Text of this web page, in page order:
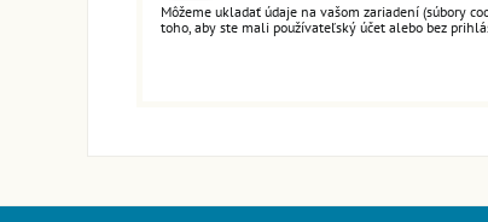
Môžeme ukladať údaje na vašom zariadení (súbory
toho, aby ste mali používateľský účet alebo bez